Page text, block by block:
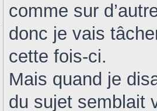
comme sur
donc je vais
cette fois-ci.
Mais quand je
du sujet semblait